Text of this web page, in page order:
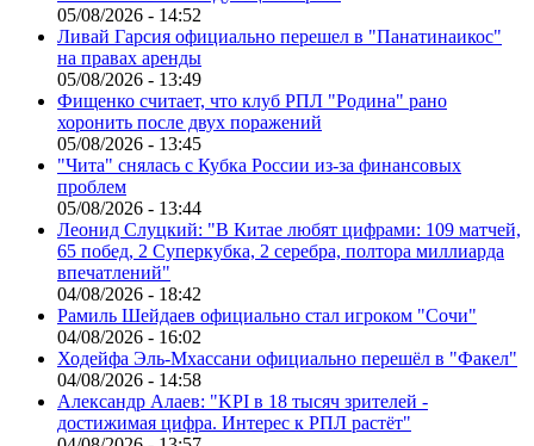
05/08/2026 - 14:52
Ливай Гарсия официально перешел в "Панатинаикос"
на правах аренды
05/08/2026 - 13:49
Фищенко считает, что клуб РПЛ "Родина" рано
хоронить после двух поражений
05/08/2026 - 13:45
"Чита" снялась с Кубка России из-за финансовых
проблем
05/08/2026 - 13:44
Леонид Слуцкий: "В Китае любят цифрами: 109 матчей,
65 побед, 2 Суперкубка, 2 серебра, полтора миллиарда
впечатлений"
04/08/2026 - 18:42
Рамиль Шейдаев официально стал игроком "Сочи"
04/08/2026 - 16:02
Ходейфа Эль-Мхассани официально перешёл в "Факел"
04/08/2026 - 14:58
Александр Алаев: "KPI в 18 тысяч зрителей -
достижимая цифра. Интерес к РПЛ растёт"